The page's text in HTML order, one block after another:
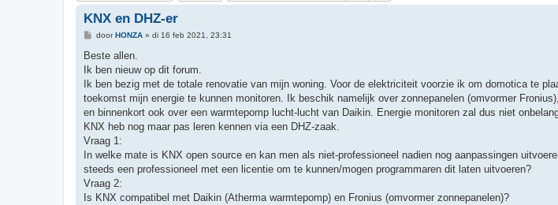
KNX en DHZ-er
B
r
c
h
doorHONZA» di 16 feb 2021, 23:31
Beste allen.
Ik ben nieuw op dit forum.
Ik ben bezig met de totale renovatie van mijn woning. Voor de elektriciteit voorzie ik om domotica te
toekomst mijn energie te kunnen monitoren. Ik beschik namelijk over zonnepanelen (omvormer
en binnenkort ook over een warmtepomp lucht-lucht van Daikin. Energie monitoren zal dus niet
KNX heb nog maar pas leren kennen via een DHZ-zaak.
Vraag 1:
In welke mate is KNX open source en kan men als niet-professioneel nadien nog aanpassingen
steeds een professioneel met een licentie om te kunnen/mogen programmaren dit laten uitvoeren?
Vraag 2:
Is KNX compatibel met Daikin (Atherma warmtepomp) en Fronius (omvormer zonnepanelen)?